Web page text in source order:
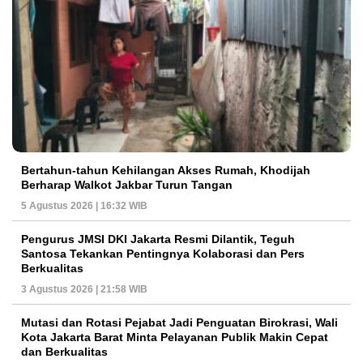
Bertahun-tahun Kehilangan Akses Rumah, Khodijah
Berharap Walkot Jakbar Turun Tangan
5 Agustus 2026 | 16:32 WIB
Pengurus JMSI DKI Jakarta Resmi Dilantik, Teguh
Santosa Tekankan Pentingnya Kolaborasi dan Pers
Berkualitas
3 Agustus 2026 | 21:58 WIB
Mutasi dan Rotasi Pejabat Jadi Penguatan Birokrasi, Wali
Kota Jakarta Barat Minta Pelayanan Publik Makin Cepat
dan Berkualitas